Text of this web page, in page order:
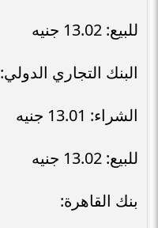
للبيع: 13.02 جنيه
البنك التجاري الدولي:
الشراء: 13.01 جنيه
للبيع: 13.02 جنيه
بنك القاهرة: